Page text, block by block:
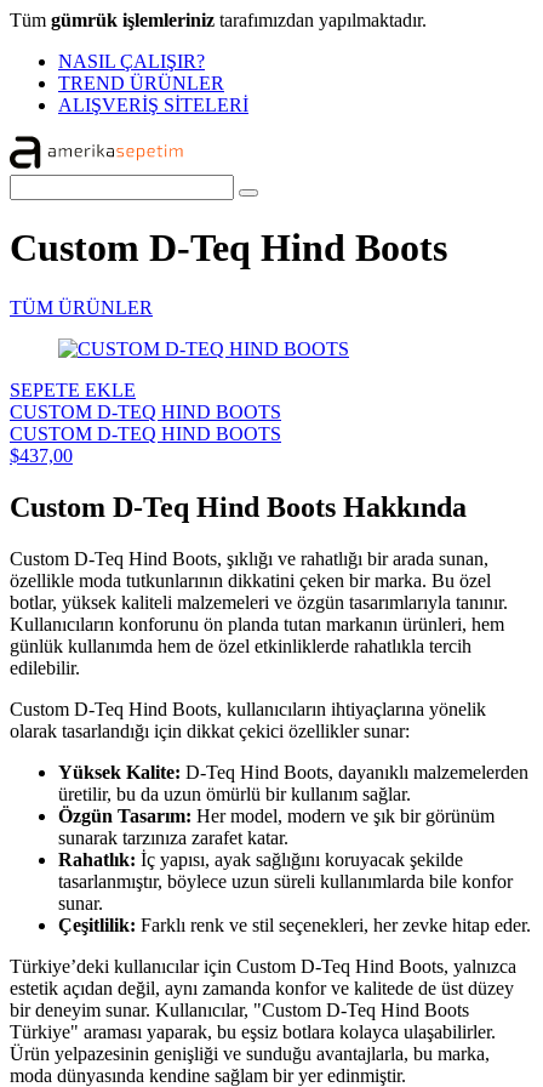
Tüm gümrük işlemleriniz tarafımızdan yapılmaktadır.
NASIL ÇALIŞIR?
TREND ÜRÜNLER
ALIŞVERİŞ SİTELERİ
Custom D-Teq Hind Boots
TÜM ÜRÜNLER
SEPETE EKLE
CUSTOM D-TEQ HIND BOOTS
CUSTOM D-TEQ HIND BOOTS
$437,00
Custom D-Teq Hind Boots Hakkında
Custom D-Teq Hind Boots, şıklığı ve rahatlığı bir arada sunan,
özellikle moda tutkunlarının dikkatini çeken bir marka. Bu özel
botlar, yüksek kaliteli malzemeleri ve özgün tasarımlarıyla tanınır.
Kullanıcıların konforunu ön planda tutan markanın ürünleri, hem
günlük kullanımda hem de özel etkinliklerde rahatlıkla tercih
edilebilir.
Custom D-Teq Hind Boots, kullanıcıların ihtiyaçlarına yönelik
olarak tasarlandığı için dikkat çekici özellikler sunar:
Yüksek Kalite: D-Teq Hind Boots, dayanıklı malzemelerden
üretilir, bu da uzun ömürlü bir kullanım sağlar.
Özgün Tasarım: Her model, modern ve şık bir görünüm
sunarak tarzınıza zarafet katar.
Rahatlık: İç yapısı, ayak sağlığını koruyacak şekilde
tasarlanmıştır, böylece uzun süreli kullanımlarda bile konfor
sunar.
Çeşitlilik: Farklı renk ve stil seçenekleri, her zevke hitap eder.
Türkiye’deki kullanıcılar için Custom D-Teq Hind Boots, yalnızca
estetik açıdan değil, aynı zamanda konfor ve kalitede de üst düzey
bir deneyim sunar. Kullanıcılar, "Custom D-Teq Hind Boots
Türkiye" araması yaparak, bu eşsiz botlara kolayca ulaşabilirler.
Ürün yelpazesinin genişliği ve sunduğu avantajlarla, bu marka,
moda dünyasında kendine sağlam bir yer edinmiştir.